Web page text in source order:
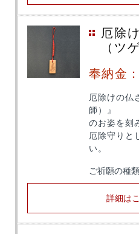
厄除
（ツ
奉納金
厄除けの仏
師）』
のお姿を刻
厄除守りと
い。
ご祈願の種
詳細は